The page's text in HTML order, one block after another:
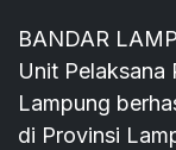
BANDAR
Unit Pelaksana
Lampung
di Provinsi